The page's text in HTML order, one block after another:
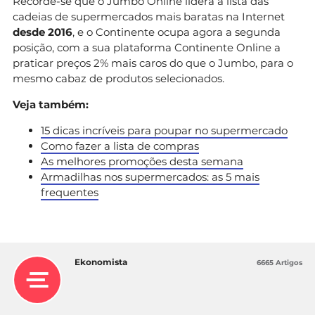
cadeias de supermercados mais baratas na Internet
desde 2016, e o Continente ocupa agora a segunda
posição, com a sua plataforma Continente Online a
praticar preços 2% mais caros do que o Jumbo, para o
mesmo cabaz de produtos selecionados.
Veja também:
15 dicas incríveis para poupar no supermercado
Como fazer a lista de compras
As melhores promoções desta semana
Armadilhas nos supermercados: as 5 mais
frequentes
Ekonomista 6665 Artigos